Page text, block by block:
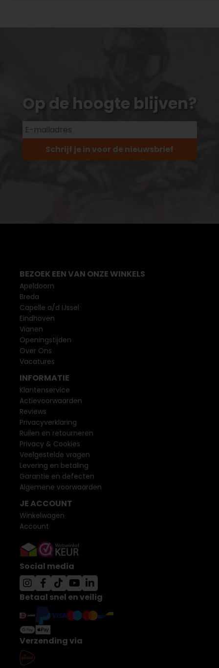
Op de hoogte blijven?
Schrijf je in voor de nieuwsbrief
BEZOEK EEN VAN ONZE WINKELS
Apeldoorn
Breda
Capelle a/d IJssel
Eindhoven
Vianen
Openingstijden
Over Ons
Vacatures
INFORMATIE
Klantenservice
Actievoorwaarden
Reviews
Privacyverklaring
Ruilen en retourneren
Privacy & Cookies
Veelgestelde vragen
Levering en betaling
Garantie en defecten
Algemene voorwaarden
JE ACCOUNT
Winkelwagen
Account
Social media
Betaal snel en veilig
Verzending via